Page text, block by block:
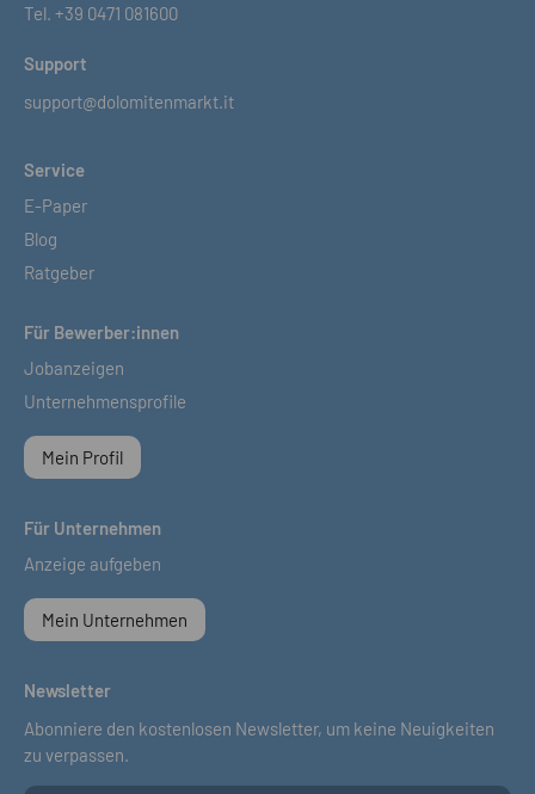
Tel. +39 0471 081600
Support
support@dolomitenmarkt.it
Service
E-Paper
Blog
Ratgeber
Für Bewerber:innen
Jobanzeigen
Unternehmensprofile
Mein Profil
Für Unternehmen
Anzeige aufgeben
Mein Unternehmen
Newsletter
Abonniere den kostenlosen Newsletter, um keine Neuigkeiten
zu verpassen.